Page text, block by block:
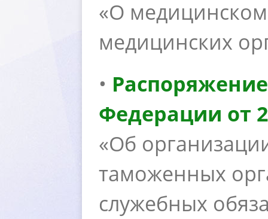
«О
медицинских
•
Федерации от
«Об
таможенных
служебных